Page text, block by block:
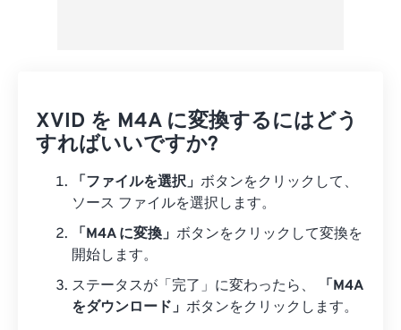
XVID を M4A に変換するにはどう
すればいいですか?
「ファイルを選択」 ボタンをクリックして、
ソース ファイルを選択します。
「M4A に変換」 ボタンをクリックして変換を
開始します。
ステータスが「完了」に変わったら、
「M4A
をダウンロード」 ボタンをクリックします。